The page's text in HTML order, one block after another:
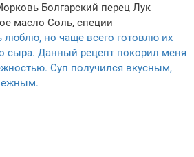
Болгарский перец Лук
масло Соль, специи
люблю, но чаще всего готовлю их
сыра. Данный рецепт покорил меня
Суп получился вкусным,